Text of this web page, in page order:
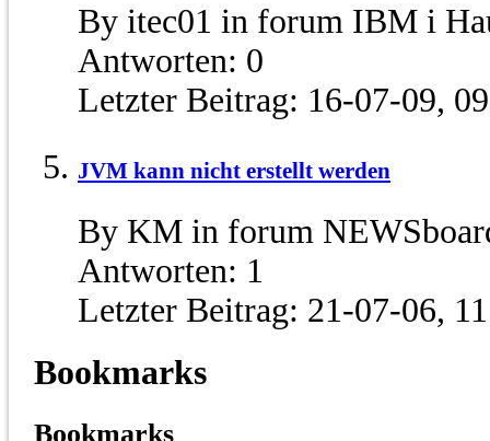
By itec01 in forum IBM i
Antworten: 0
Letzter Beitrag: 16-07-09,
JVM kann nicht erstellt werden
By KM in forum
Antworten: 1
Letzter Beitrag: 21-07-06,
Bookmarks
Bookmarks